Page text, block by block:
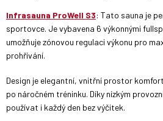
Infrasauna ProWell S3: Tato sauna je
sportovce. Je vybavena 6 výkonnými
umožňuje zónovou regulaci výkonu pro
prohřívání.
Design je elegantní, vnitřní prostor
po náročném tréninku. Díky nízkým
používat i každý den bez výčitek.